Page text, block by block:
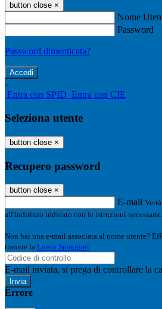
button close ×
Nome
Password
Password dimenticata?
-
Entra con SPID Entra con CIE
Seleziona utente
button close ×
Recupero password
button close ×
E-mail
all'indirizzo indicato con le istruzioni necessarie.
Non hai una e-mail associata al nome utente?
tramite la Login Spaggiari
E-mail inviata, si prega di controllare la
Errore